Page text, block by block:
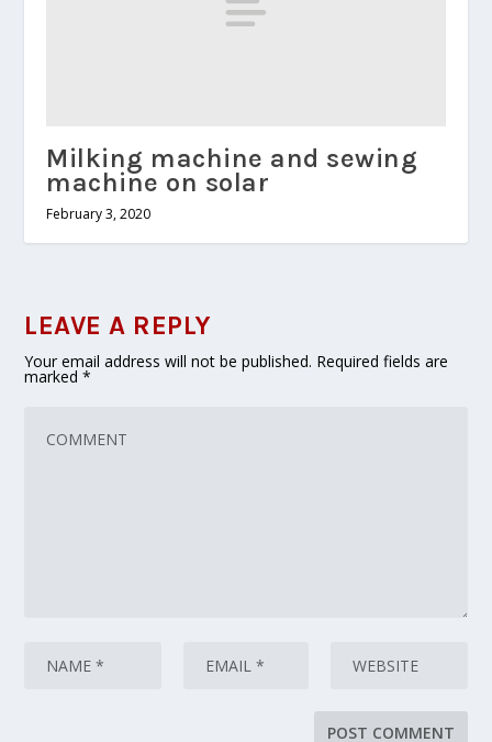
Milking machine and sewing
machine on solar
February 3, 2020
LEAVE A REPLY
Your email address will not be published. Required fields are
marked*